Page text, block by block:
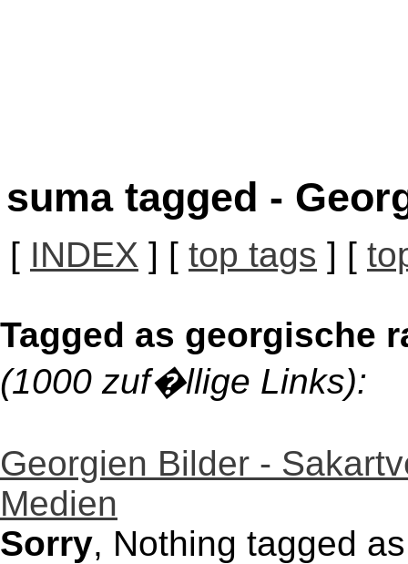
suma tagged -
[ INDEX ] [ top tags ] [
Tagged as georgische
(1000 zuf�llige Links):
Georgien Bilder -
Medien
Sorry, Nothing tagged